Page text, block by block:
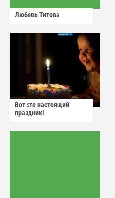
Любовь Титова
Вот это настоящий
праздник!